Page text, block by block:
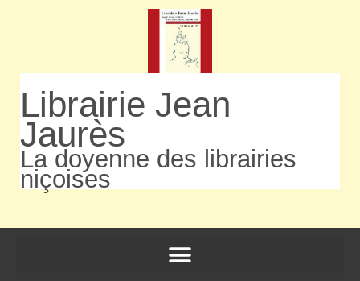
Librairie Jean
Jaurès
La doyenne des librairies
niçoises